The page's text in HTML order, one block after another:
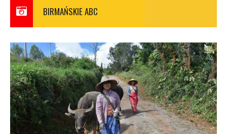
BIRMAŃSKIE ABC